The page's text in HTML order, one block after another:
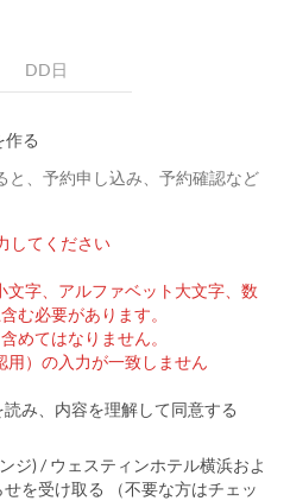
作る
と、予約申し込み、予約確認など
してください
字、アルファベット大文字、数
む必要があります。
めてはなりません。
）の入力が一致しません
読み、内容を理解して同意する
ジ) / ウェスティンホテル横浜およ
を受け取る （不要な方はチェッ